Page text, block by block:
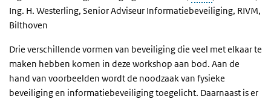
Ing. H. Westerling, Senior Adviseur Informatiebeveiliging, RIVM,
Bilthoven
Drie verschillende vormen van beveiliging die veel met elkaar te
maken hebben komen in deze workshop aan bod. Aan de
hand van voorbeelden wordt de noodzaak van fysieke
beveiliging en informatiebeveiliging toegelicht. Daarnaast is er